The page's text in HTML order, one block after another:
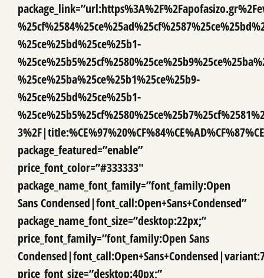
%25ce%25bd%25ce%25b1-
%25ce%25ba%25ce%25b1%25ce%25b9-
%25ce%25bd%25ce%25b1-
package_featured=”enable”
price_font_color=”#333333″
package_name_font_family=”font_family:Open
Sans Condensed|font_call:Open+Sans+Condensed”
package_name_font_size=”desktop:22px;”
price_font_family=”font_family:Open Sans
price_font_size=”desktop:40px;”